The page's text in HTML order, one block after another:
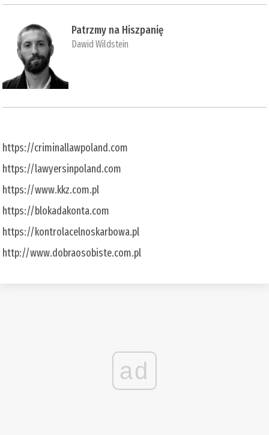
Patrzmy na Hiszpanię
Dawid Wildstein
https://criminallawpoland.com
https://lawyersinpoland.com
https://www.kkz.com.pl
https://blokadakonta.com
https://kontrolacelnoskarbowa.pl
http://www.dobraosobiste.com.pl
ad